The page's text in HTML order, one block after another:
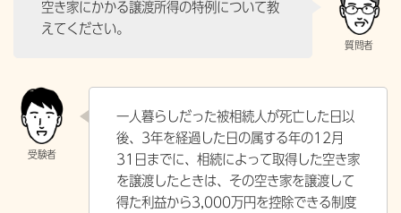
空き家にかかる譲渡所得の特例について教
えてください。
一人暮らしだった被相続人が死亡した日以
後、3年を経過した日の属する年の12月
31日までに、相続によって取得した空き家
を譲渡したときは、その空き家を譲渡して
得た利益から3,000万円を控除できる制度